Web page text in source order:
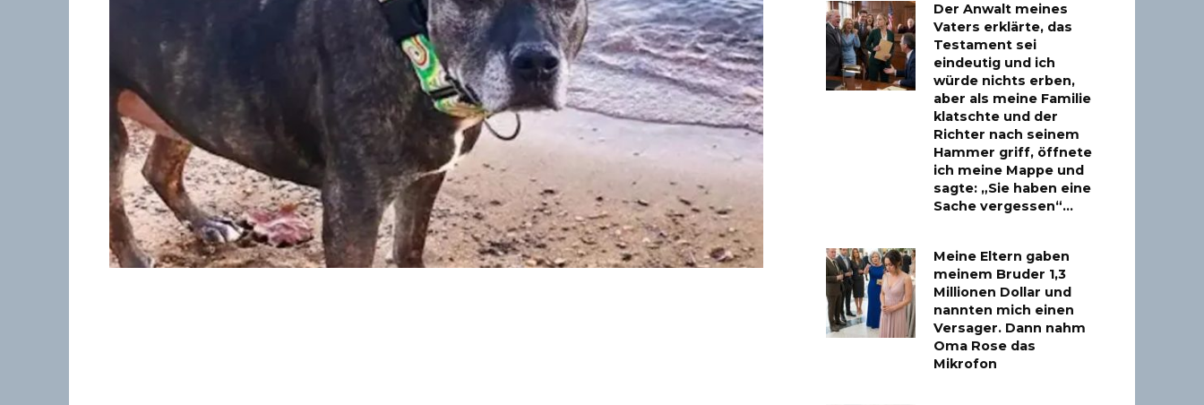
Der Anwalt meines
Vaters erklärte, das
Testament sei
eindeutig und ich
würde nichts erben,
aber als meine Familie
klatschte und der
Richter nach seinem
Hammer griff, öffnete
ich meine Mappe und
sagte: „Sie haben eine
Sache vergessen“…
Meine Eltern gaben
meinem Bruder 1,3
Millionen Dollar und
nannten mich einen
Versager. Dann nahm
Oma Rose das
Mikrofon